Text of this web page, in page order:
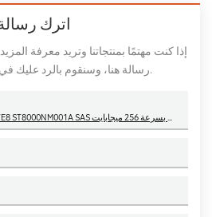
اترك
إذا كنت مهتمًا بمنتجاتنا وتريد معرفة
رسالة هنا، وسنقوم بالرد عليك في أقرب وقت ممكن.
محركات الأقراص الصلبة Exos 7E8 ST8000NM001A SAS سعة 8 تيرابايت ومحرك الأقراص الثابتة مقاس 3.5 بوصات بسرعة 7200 لفة في الدقيقة وذاكرة تخزين مؤقت بسرعة 256 ميجابايت